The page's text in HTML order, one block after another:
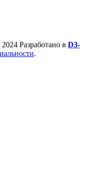
2024 Разработано в D3-
.